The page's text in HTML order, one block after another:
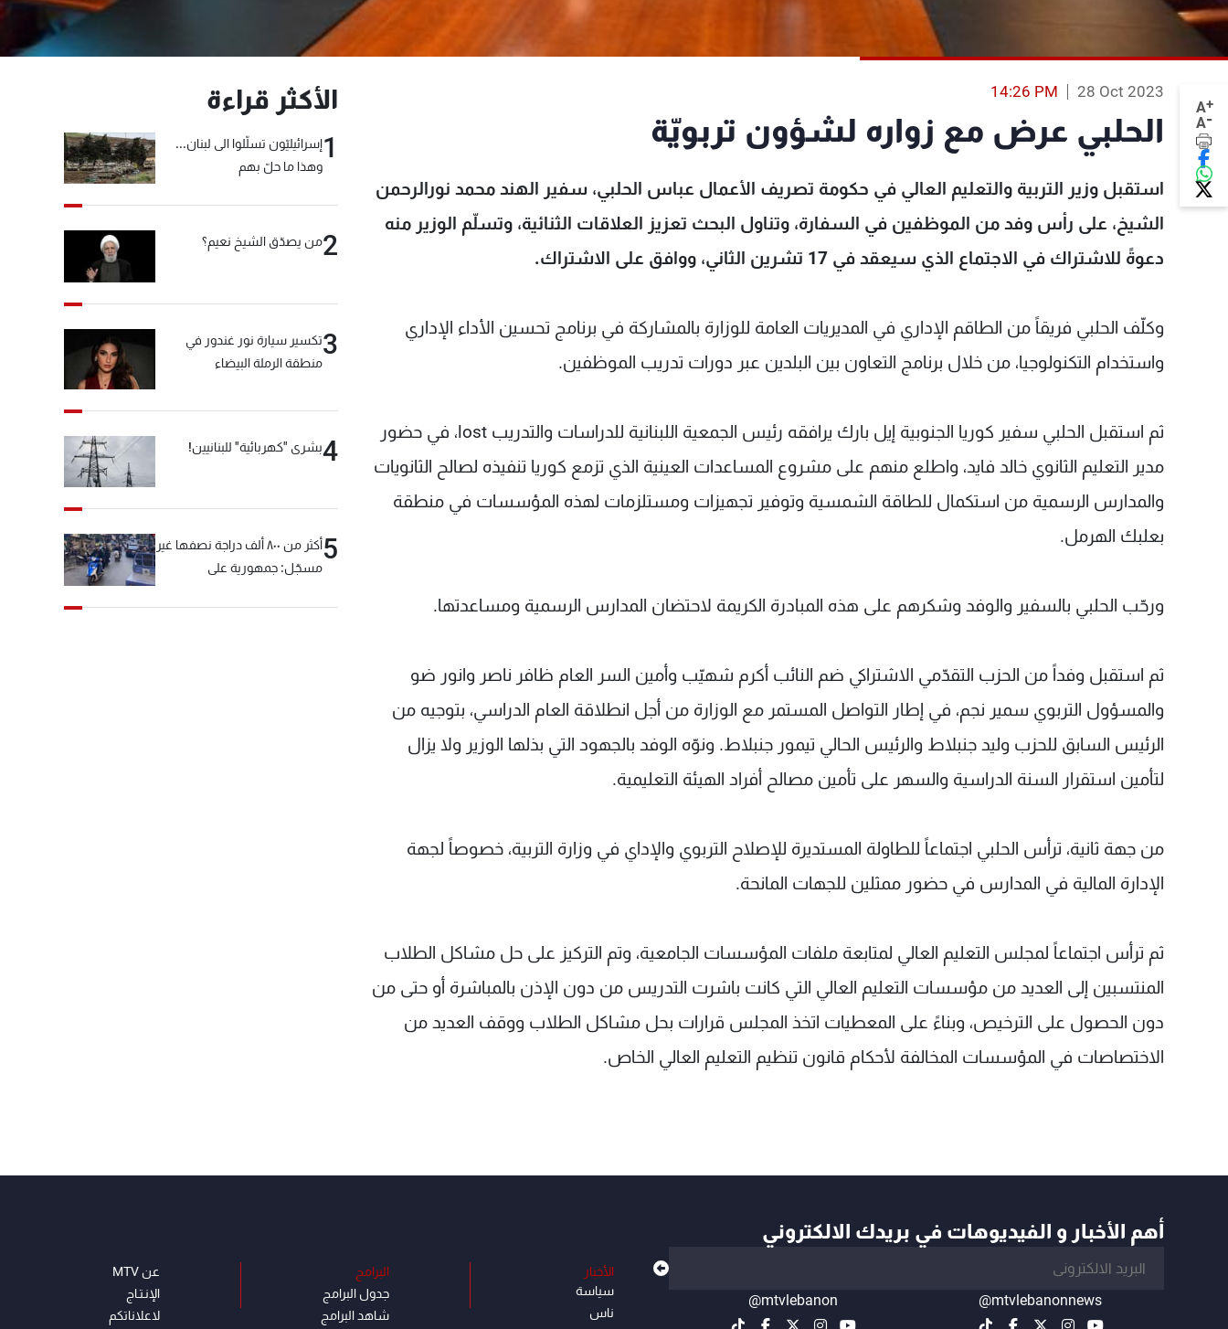
A+
A-
28 Oct 2023
14:26 PM
الحلبي عرض مع زواره لشؤون تربويّة
استقبل وزير التربية والتعليم العالي في حكومة تصريف الأعمال عباس الحلبي، سفير الهند محمد نورالرحمن
الشيخ، على رأس وفد من الموظفين في السفارة، وتناول البحث تعزيز العلاقات الثنائية، وتسلّم الوزير منه
دعوةً للاشتراك في الاجتماع الذي سيعقد في 17 تشرين الثاني، ووافق على الاشتراك.
وكلّف الحلبي فريقاً من الطاقم الإداري في المديريات العامة للوزارة بالمشاركة في برنامج تحسين الأداء الإداري
واستخدام التكنولوجيا، من خلال برنامج التعاون بين البلدين عبر دورات تدريب الموظفين.
ثم استقبل الحلبي سفير كوريا الجنوبية إيل بارك يرافقه رئيس الجمعية اللبنانية للدراسات والتدريب lost، في حضور
مدير التعليم الثانوي خالد فايد، واطلع منهم على مشروع المساعدات العينية الذي تزمع كوريا تنفيذه لصالح الثانويات
والمدارس الرسمية من استكمال للطاقة الشمسية وتوفير تجهيزات ومستلزمات لهذه المؤسسات في منطقة
بعلبك الهرمل.
ورحّب الحلبي بالسفير والوفد وشكرهم على هذه المبادرة الكريمة لاحتضان المدارس الرسمية ومساعدتها.
ثم استقبل وفداً من الحزب التقدّمي الاشتراكي ضم النائب أكرم شهيّب وأمين السر العام ظافر ناصر وانور ضو
والمسؤول التربوي سمير نجم، في إطار التواصل المستمر مع الوزارة من أجل انطلاقة العام الدراسي، بتوجيه من
الرئيس السابق للحزب وليد جنبلاط والرئيس الحالي تيمور جنبلاط. ونوّه الوفد بالجهود التي بذلها الوزير ولا يزال
لتأمين استقرار السنة الدراسية والسهر على تأمين مصالح أفراد الهيئة التعليمية.
من جهة ثانية، ترأس الحلبي اجتماعاً للطاولة المستديرة للإصلاح التربوي والإداي في وزارة التربية، خصوصاً لجهة
الإدارة المالية في المدارس في حضور ممثلين للجهات المانحة.
ثم ترأس اجتماعاً لمجلس التعليم العالي لمتابعة ملفات المؤسسات الجامعية، وتم التركيز على حل مشاكل الطلاب
المنتسبين إلى العديد من مؤسسات التعليم العالي التي كانت باشرت التدريس من دون الإذن بالمباشرة أو حتى من
دون الحصول على الترخيص، وبناءً على المعطيات اتخذ المجلس قرارات بحل مشاكل الطلاب ووقف العديد من
الاختصاصات في المؤسسات المخالفة لأحكام قانون تنظيم التعليم العالي الخاص.
الأكثر قراءة
1إسرائيليّون تسلّلوا الى لبنان...
وهذا ما حلّ بهم
2من يصدّق الشيخ نعيم؟
3تكسير سيارة نور غندور في
منطقة الرملة البيضاء
4بشرى "كهربائية" للبنانيين!
5
أكثر من ٨٠٠ ألف دراجة نصفها غير
مسجّل: جمهورية على
أهم الأخبار و الفيديوهات في بريدك الالكتروني
@mtvlebanonnews
@mtvlebanon
الأخبار
سياسة
ناس
البرامج
جدول البرامج
شاهد البرامج
عن MTV
الإنـتـاج
لاعلاناتكم